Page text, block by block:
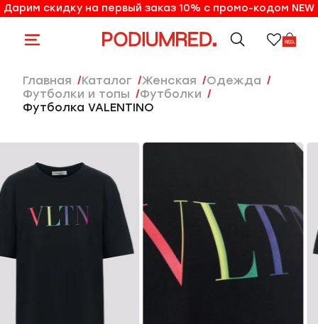
10% на первый заказ по промо-коду NEW
Дарим скидку на первый заказ 10% с промо-кодом NEW
Главная Каталог женская
Одежда
Футболки и топы
Футболки
Футболка VALENTINO